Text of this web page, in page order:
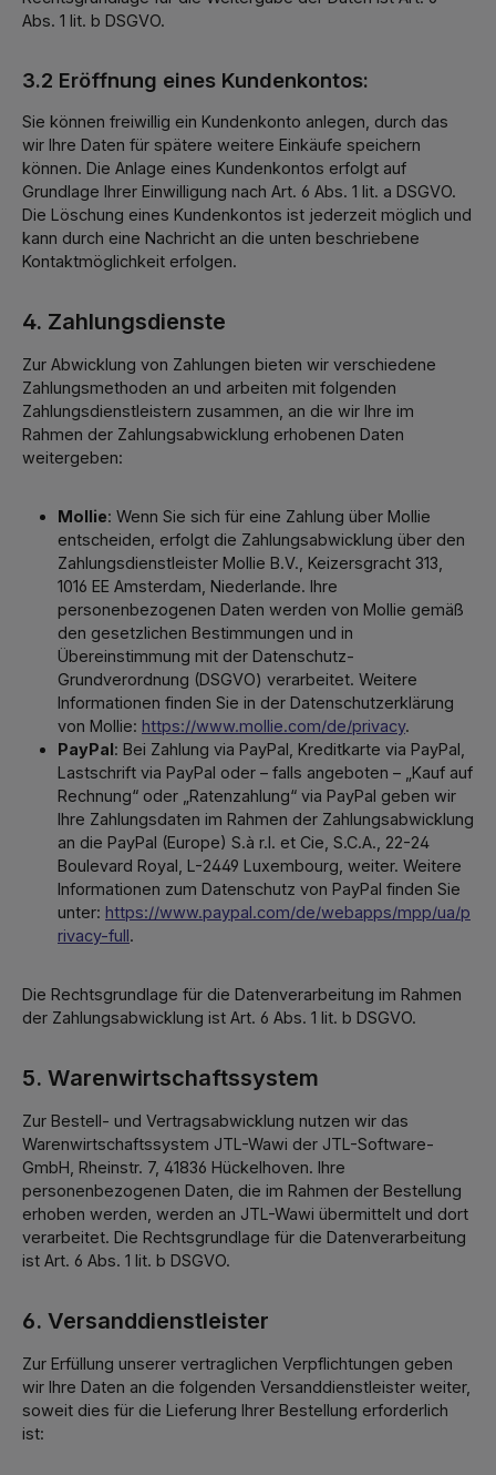
Abs. 1 lit. b DSGVO.
3.2 Eröffnung eines Kundenkontos:
Sie können freiwillig ein Kundenkonto anlegen, durch das
wir Ihre Daten für spätere weitere Einkäufe speichern
können. Die Anlage eines Kundenkontos erfolgt auf
Grundlage Ihrer Einwilligung nach Art. 6 Abs. 1 lit. a DSGVO.
Die Löschung eines Kundenkontos ist jederzeit möglich und
kann durch eine Nachricht an die unten beschriebene
Kontaktmöglichkeit erfolgen.
4. Zahlungsdienste
Zur Abwicklung von Zahlungen bieten wir verschiedene
Zahlungsmethoden an und arbeiten mit folgenden
Zahlungsdienstleistern zusammen, an die wir Ihre im
Rahmen der Zahlungsabwicklung erhobenen Daten
weitergeben:
Mollie: Wenn Sie sich für eine Zahlung über Mollie
entscheiden, erfolgt die Zahlungsabwicklung über den
Zahlungsdienstleister Mollie B.V., Keizersgracht 313,
1016 EE Amsterdam, Niederlande. Ihre
personenbezogenen Daten werden von Mollie gemäß
den gesetzlichen Bestimmungen und in
Übereinstimmung mit der Datenschutz-
Grundverordnung (DSGVO) verarbeitet. Weitere
Informationen finden Sie in der Datenschutzerklärung
von Mollie: https://www.mollie.com/de/privacy.
PayPal: Bei Zahlung via PayPal, Kreditkarte via PayPal,
Lastschrift via PayPal oder – falls angeboten – „Kauf auf
Rechnung“ oder „Ratenzahlung“ via PayPal geben wir
Ihre Zahlungsdaten im Rahmen der Zahlungsabwicklung
an die PayPal (Europe) S.à r.l. et Cie, S.C.A., 22-24
Boulevard Royal, L-2449 Luxembourg, weiter. Weitere
Informationen zum Datenschutz von PayPal finden Sie
unter: https://www.paypal.com/de/webapps/mpp/ua/p
rivacy-full.
Die Rechtsgrundlage für die Datenverarbeitung im Rahmen
der Zahlungsabwicklung ist Art. 6 Abs. 1 lit. b DSGVO.
5. Warenwirtschaftssystem
Zur Bestell- und Vertragsabwicklung nutzen wir das
Warenwirtschaftssystem JTL-Wawi der JTL-Software-
GmbH, Rheinstr. 7, 41836 Hückelhoven. Ihre
personenbezogenen Daten, die im Rahmen der Bestellung
erhoben werden, werden an JTL-Wawi übermittelt und dort
verarbeitet. Die Rechtsgrundlage für die Datenverarbeitung
ist Art. 6 Abs. 1 lit. b DSGVO.
6. Versanddienstleister
Zur Erfüllung unserer vertraglichen Verpflichtungen geben
wir Ihre Daten an die folgenden Versanddienstleister weiter,
soweit dies für die Lieferung Ihrer Bestellung erforderlich
ist: